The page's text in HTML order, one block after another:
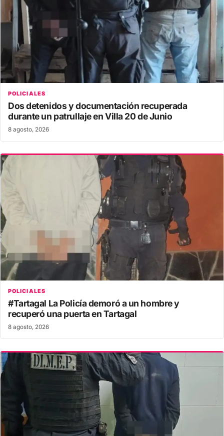
POLICIALES
Dos detenidos y documentación recuperada
durante un patrullaje en Villa 20 de Junio
8 agosto, 2026
POLICIALES
#Tartagal La Policía demoró a un hombre y
recuperó una puerta en Tartagal
8 agosto, 2026